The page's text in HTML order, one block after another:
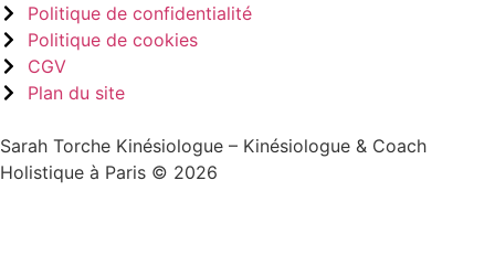
Politique de confidentialité
Politique de cookies
CGV
Plan du site
Sarah Torche Kinésiologue – Kinésiologue & Coach
Holistique à Paris © 2026